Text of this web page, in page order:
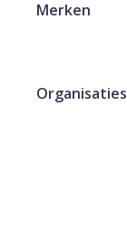
Merken
Organisaties